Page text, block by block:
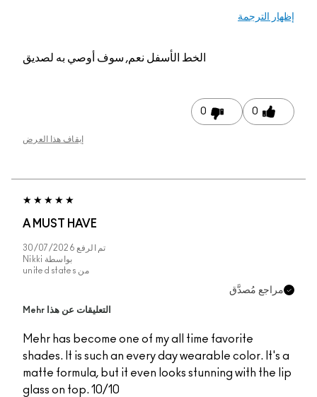
الترجمة
الخط الأسفل نعم, سوف أوصي به لصديق
إيقاف هذا العرض
A MUST HAVE
30/07/2026
Nikki
united states
مراجع مُصدَّق
التعليقات عن هذا Mehr
Mehr has become one of my all time favorite
shades. It is such an every day wearable color. It's
matte formula, but it even looks stunning with the
glass on top. 10/10